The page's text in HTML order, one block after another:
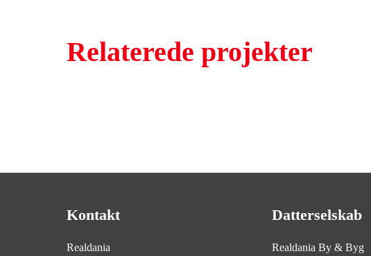
Relaterede projekter
Kontakt
Realdania
Datterselskab
Realdania By & Byg